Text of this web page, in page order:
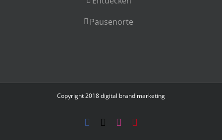
Pausenorte
Copyright 2018digital brand marketing
Facebook Instagram